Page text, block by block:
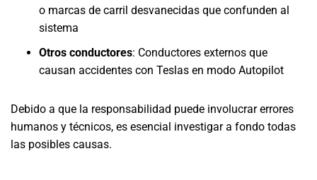
o marcas de carril desvanecidas que confunden al
sistema
Otros conductores: Conductores externos que
causan accidentes con Teslas en modo Autopilot
Debido a que la responsabilidad puede involucrar errores
humanos y técnicos, es esencial investigar a fondo todas
las posibles causas.